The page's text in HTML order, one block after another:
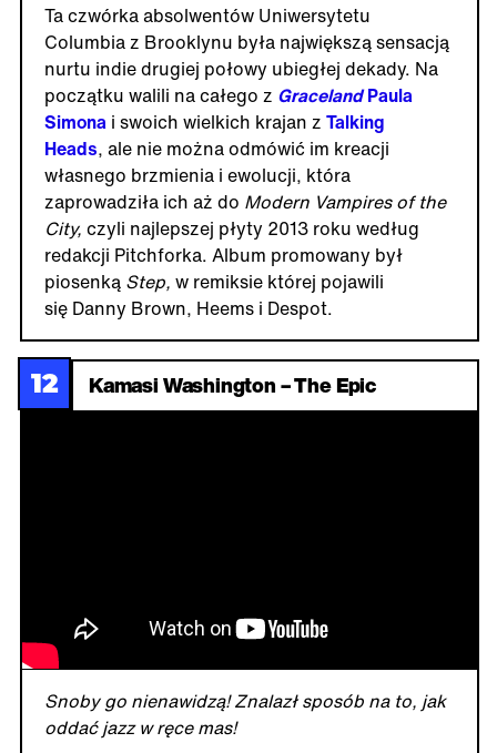
Ta czwórka absolwentów Uniwersytetu
Columbia z Brooklynu była największą sensacją
nurtu indie drugiej połowy ubiegłej dekady. Na
początku walili na całego z GracelandPaula
Simona i swoich wielkich krajan z Talking
Heads, ale nie można odmówić im kreacji
własnego brzmienia i ewolucji, która
zaprowadziła ich aż do Modern Vampires of the
City, czyli najlepszej płyty 2013 roku według
redakcji Pitchforka. Album promowany był
piosenką Step, w remiksie której pojawili
się Danny Brown, Heems i Despot.
12 Kamasi Washington – The Epic
Snoby go nienawidzą! Znalazł sposób na to, jak
oddać jazz w ręce mas!